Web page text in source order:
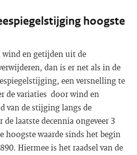
hoogste
wind en getijden uit de
dan is er net als in de
een versnelling te
de variaties door wind en
van de stijging langs de
de laatste decennia ongeveer 3
hoogste waarde sinds het begin
Hiermee is het raadsel van de